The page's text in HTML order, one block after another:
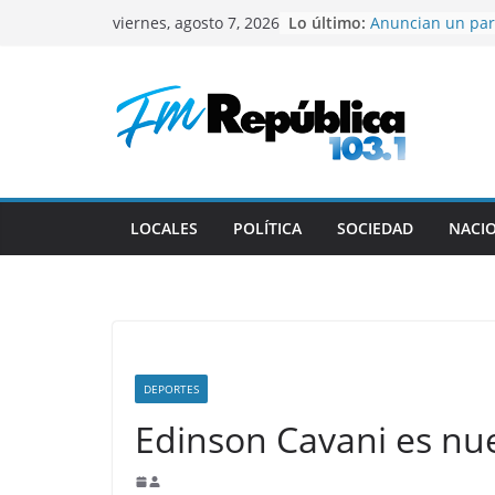
viernes, agosto 7, 2026 Lo último: Anuncian un
El mal
Colapinto en Italia
El Senado
de la
que retirar un
Milei en
LOCALES POLÍTICA SOCIEDAD
DEPORTES
Edinson Cavani es